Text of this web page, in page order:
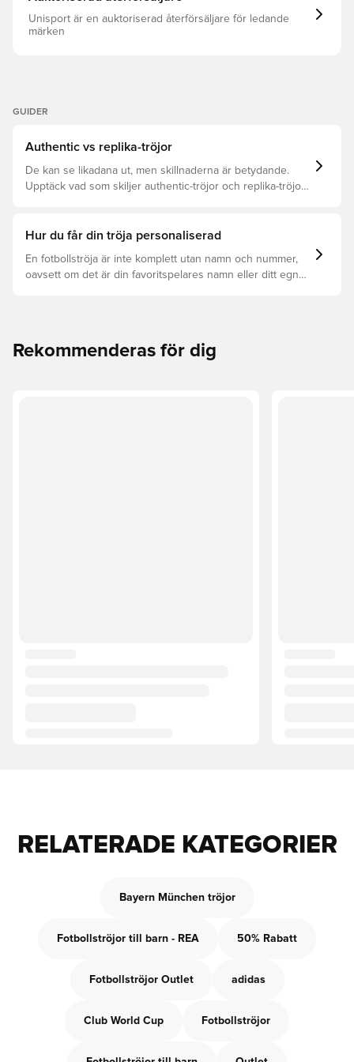
Unisport är en auktoriserad återförsäljare för ledande
märken
GUIDER
Authentic vs replika-tröjor
De kan se likadana ut, men skillnaderna är betydande.
Upptäck vad som skiljer authentic-tröjor och replika-tröjor
Hur du får din tröja personaliserad
En fotbollströja är inte komplett utan namn och nummer,
oavsett om det är din favoritspelares namn eller ditt egna.
Rekommenderas för dig
RELATERADE KATEGORIER
Bayern München tröjor
Fotbollströjor till barn - REA 50% Rabatt
Fotbollströjor Outlet adidas
Club World Cup Fotbollströjor